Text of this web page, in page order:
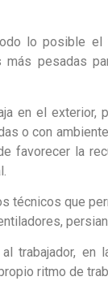
posible el
más pesadas
el exterior,
o con
favorecer la
que
en la
ritmo de